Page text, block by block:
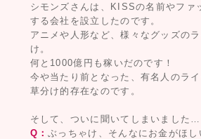
シモンズさんは、KISSの名前やファ
する会社を設立したのです。
アニメや人形など、様々なグッズの
け。
何と1000億円も稼いだのです！
今や当たり前となった、有名人のラ
草分け的存在なのです。
そして、ついに聞いてしまいました…
Q：ぶっちゃけ、そんなにお金がほし